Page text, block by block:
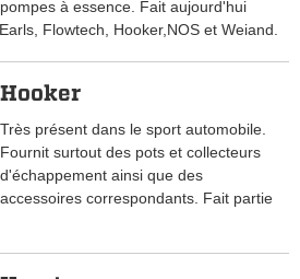
pompes à essence. Fait aujourd'hui
Flowtech, Hooker,NOS et Weiand.
Hooker
Très présent dans le sport automobile.
Fournit surtout des pots et collecteurs
d'échappement ainsi que des
accessoires correspondants. Fait partie